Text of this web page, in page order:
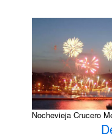
Nochevieja Crucero